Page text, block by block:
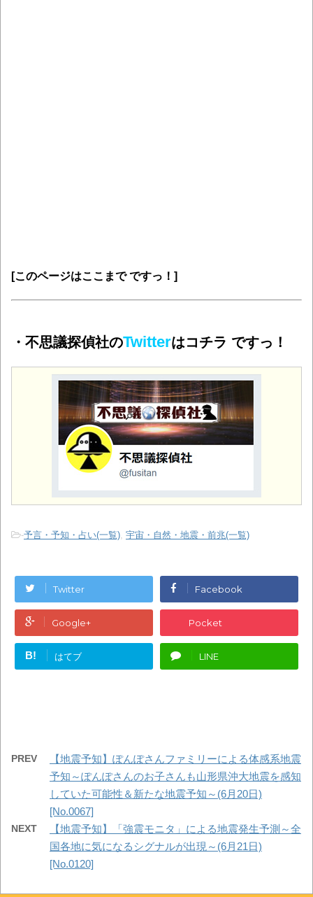
[このページはここまで ですっ！]
・不思議探偵社のTwitterはコチラ ですっ！
-予言・予知・占い(一覧), 宇宙・自然・地震・前兆(一覧)
Twitter Facebook
Google+ Pocket
B! はてブ LINE
PREV
【地震予知】ぽんぽさんファミリーによる体感系地震
予知～ぽんぽさんのお子さんも山形県沖大地震を感知
していた可能性＆新たな地震予知～(6月20日)
[No.0067]
NEXT
【地震予知】「強震モニタ」による地震発生予測～全
国各地に気になるシグナルが出現～(6月21日)
[No.0120]